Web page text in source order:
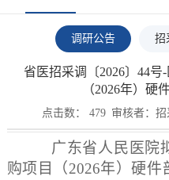
调研公告 招
省医招采调〔2026〕44
（2026年）硬
点击数： 479 审核者：
广东省人民医院
购项目（2026年）硬件